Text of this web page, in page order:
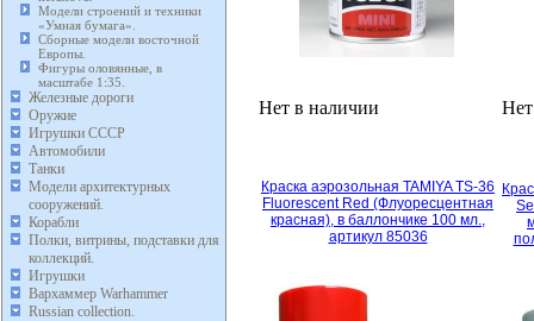
Модели строений и техники
«Умная бумага».
Сборные модели восточной
Европы.
Фигуры оловянные, в
масштабе 1:35.
Железные дороги
Оружие
Игрушки СССР
Автомобили
Танки
Модели архитектурных
сооружений.
Корабли
Полки, витрины, подставки для
коллекций.
Игрушки
Вархаммер Warhammer
Russian collection.
Нет в наличии
Краска аэрозольная TAMIYA TS-36
Fluorescent Red (Флуоресцентная
красная), в баллончике 100 мл.,
артикул 85036